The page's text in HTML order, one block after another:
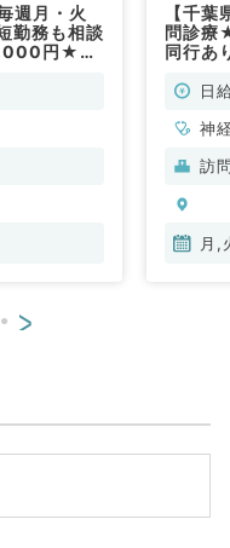
週月・火
務も相談
円★ク
【千
問診療
同行あ
／非常
日
神
科
訪
月,
>